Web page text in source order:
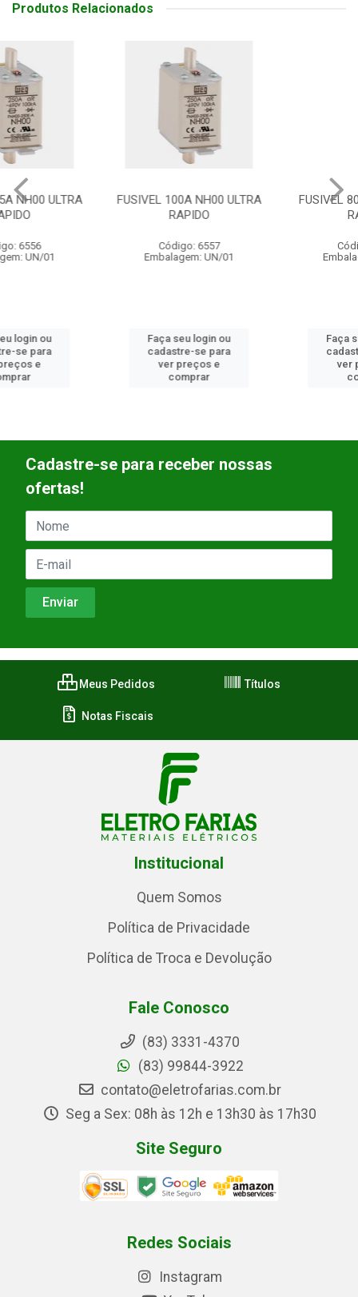
Produtos Relacionados
FUSIVEL 100A NH00 ULTRA
Embalagem: UN/01
Faça seu login ou
cadastre-se para
FUSIVEL 80A NH00 ULTRA
Embalagem: UN/01
Faça seu login ou
cadastre-se para
Cadastre-se para receber nossas
ofertas!
Meus Pedidos Títulos
Notas Fiscais
Institucional
Quem Somos
Política de Privacidade
Política de Troca e Devolução
Fale Conosco
(83) 3331-4370
(83) 99844-3922
contato@eletrofarias.com.br
Seg a Sex: 08h às 12h e 13h30 às 17h30
Site Seguro
Redes Sociais
Instagram